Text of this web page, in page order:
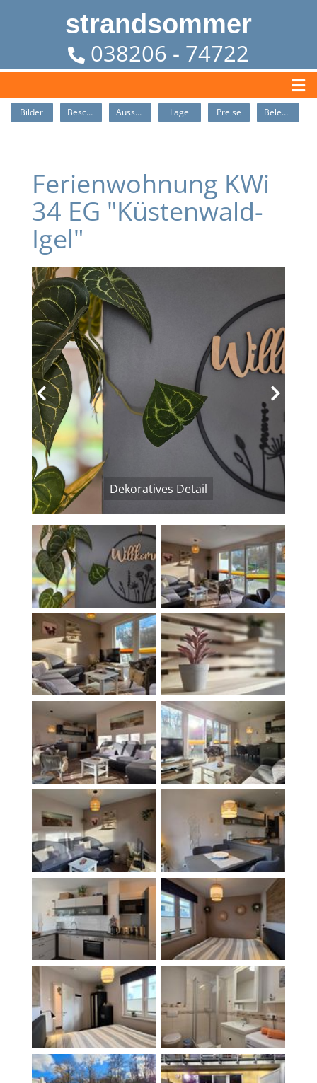
strandsommer
038206 - 74722
Bilder Beschreibung Ausstattung Lage Preise Belegung
Ferienwohnung KWi
34 EG "Küstenwald-
Igel"
Dekoratives Detail
‹ ›